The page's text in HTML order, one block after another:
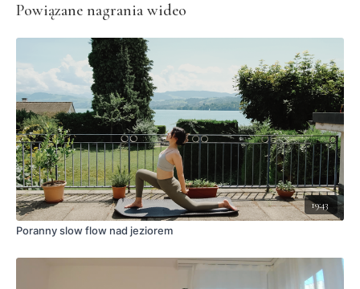
Powiązane nagrania wideo
19:43
Poranny slow flow nad jeziorem